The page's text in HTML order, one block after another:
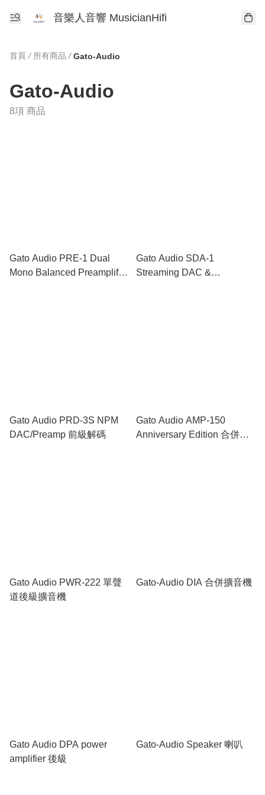
音樂人音響 MusicianHifi
首頁 / 所有商品 / Gato-Audio
Gato-Audio
8項 商品
Gato Audio PRE-1 Dual
Mono Balanced Preamplifier
Gato Audio SDA-1
Streaming DAC &
Gato Audio PRD-3S NPM
DAC/Preamp 前級解碼
Gato Audio AMP-150
Anniversary Edition 合併擴
Gato Audio PWR-222 單聲
道後級擴音機
Gato-Audio DIA 合併擴音機
Gato Audio DPA power
amplifier 後級
Gato-Audio Speaker 喇叭